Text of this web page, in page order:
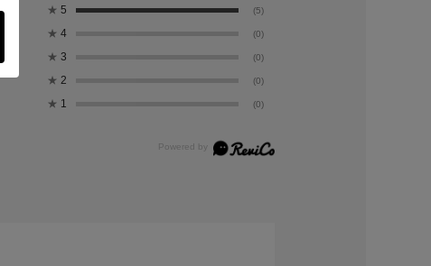
★ 5 (5)
★ 4 (0)
★ 3 (0)
★ 2 (0)
★ 1 (0)